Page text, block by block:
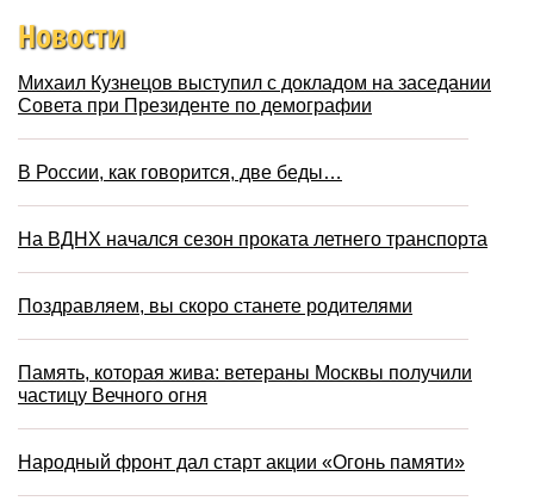
Новости
Михаил Кузнецов выступил с докладом на заседании
Совета при Президенте по демографии
В России, как говорится, две беды…
На ВДНХ начался сезон проката летнего транспорта
Поздравляем, вы скоро станете родителями
Память, которая жива: ветераны Москвы получили
частицу Вечного огня
Народный фронт дал старт акции «Огонь памяти»